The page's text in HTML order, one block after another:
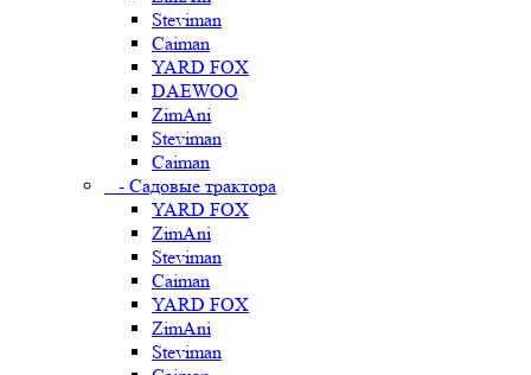
Steviman
Caiman
YARD FOX
DAEWOO
ZimAni
Steviman
Caiman
- Садовые трактора
YARD FOX
ZimAni
Steviman
Caiman
YARD FOX
ZimAni
Steviman